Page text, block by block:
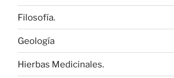
Filosofía.
Geología
Hierbas Medicinales.